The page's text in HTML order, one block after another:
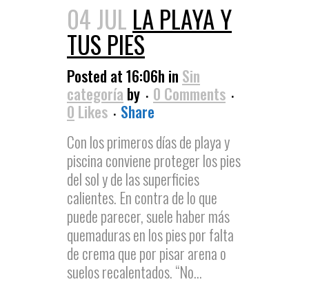
04 JUL LA PLAYA Y
TUS PIES
Posted at 16:06h in Sin
categoría by
0 Comments
0 Likes
Share
Con los primeros días de playa y
piscina conviene proteger los pies
del sol y de las superficies
calientes. En contra de lo que
puede parecer, suele haber más
quemaduras en los pies por falta
de crema que por pisar arena o
suelos recalentados. “No...